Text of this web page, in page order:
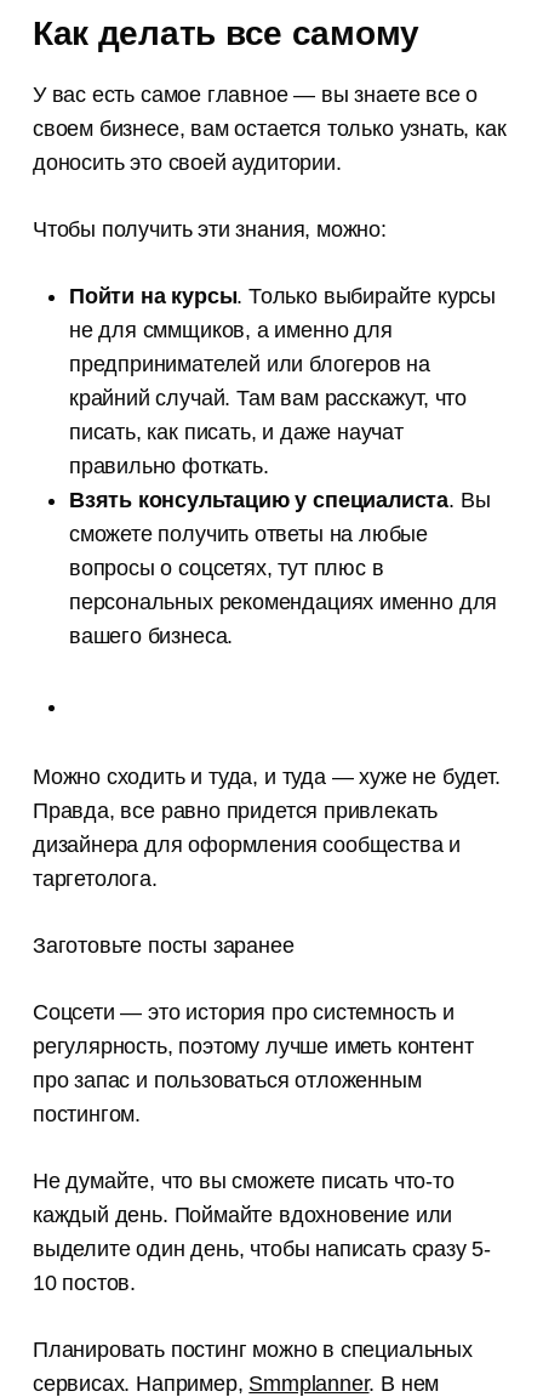
Как делать все самому
У вас есть самое главное — вы знаете все о
своем бизнесе, вам остается только узнать, как
доносить это своей аудитории.
Чтобы получить эти знания, можно:
Пойти на курсы. Только выбирайте курсы
не для сммщиков, а именно для
предпринимателей или блогеров на
крайний случай. Там вам расскажут, что
писать, как писать, и даже научат
правильно фоткать.
Взять консультацию у специалиста. Вы
сможете получить ответы на любые
вопросы о соцсетях, тут плюс в
персональных рекомендациях именно для
вашего бизнеса.
Можно сходить и туда, и туда — хуже не будет.
Правда, все равно придется привлекать
дизайнера для оформления сообщества и
таргетолога.
Заготовьте посты заранее
Соцсети — это история про системность и
регулярность, поэтому лучше иметь контент
про запас и пользоваться отложенным
постингом.
Не думайте, что вы сможете писать что-то
каждый день. Поймайте вдохновение или
выделите один день, чтобы написать сразу 5-
10 постов.
Планировать постинг можно в специальных
сервисах. Например, Smmplanner. В нем